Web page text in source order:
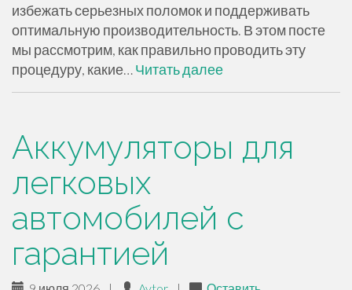
избежать серьезных поломок и поддерживать
оптимальную производительность. В этом посте
мы рассмотрим, как правильно проводить эту
процедуру, какие…Читать далее
Аккумуляторы для
легковых
автомобилей с
гарантией